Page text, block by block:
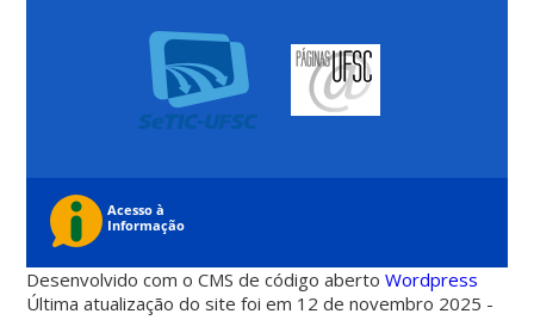
Desenvolvido com o CMS de código abertoWordpress
Última atualização do site foi em 12 de novembro 2025 -